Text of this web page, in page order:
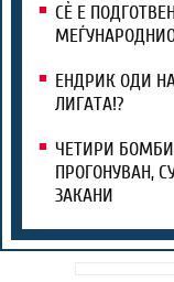
СЀ Е
ЕНДРИК ОДИ
ЛИГАТА!?
ЧЕТИРИ
ПРОГОНУВАН,
ЗАКАНИ